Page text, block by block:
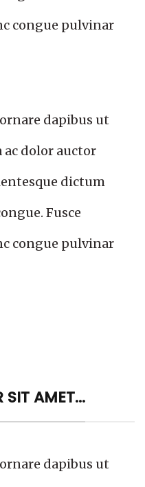
congue pulvinar
dapibus ut
dolor auctor
dictum
Fusce
congue pulvinar
SIT AMET...
dapibus ut